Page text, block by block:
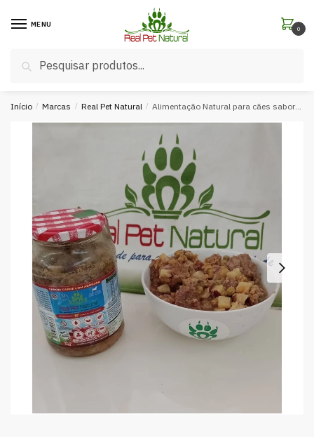
MENU
Pesquisar
0
Início / Marcas / Real Pet Natural / Alimentação Natural para cães sabor Carne com Abóbora Pote de vidro (518g)